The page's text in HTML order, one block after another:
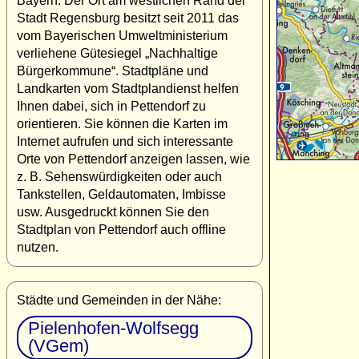
Stadt Regensburg besitzt seit 2011 das
vom Bayerischen Umweltministerium
verliehene Gütesiegel „Nachhaltige
Bürgerkommune“. Stadtpläne und
Landkarten vom Stadtplandienst helfen
Ihnen dabei, sich in Pettendorf zu
orientieren. Sie können die Karten im
Internet aufrufen und sich interessante
Orte von Pettendorf anzeigen lassen, wie
z. B. Sehenswürdigkeiten oder auch
Tankstellen, Geldautomaten, Imbisse
usw. Ausgedruckt können Sie den
Stadtplan von Pettendorf auch offline
nutzen.
Städte und Gemeinden in der Nähe:
Pielenhofen-Wolfsegg
(VGem)